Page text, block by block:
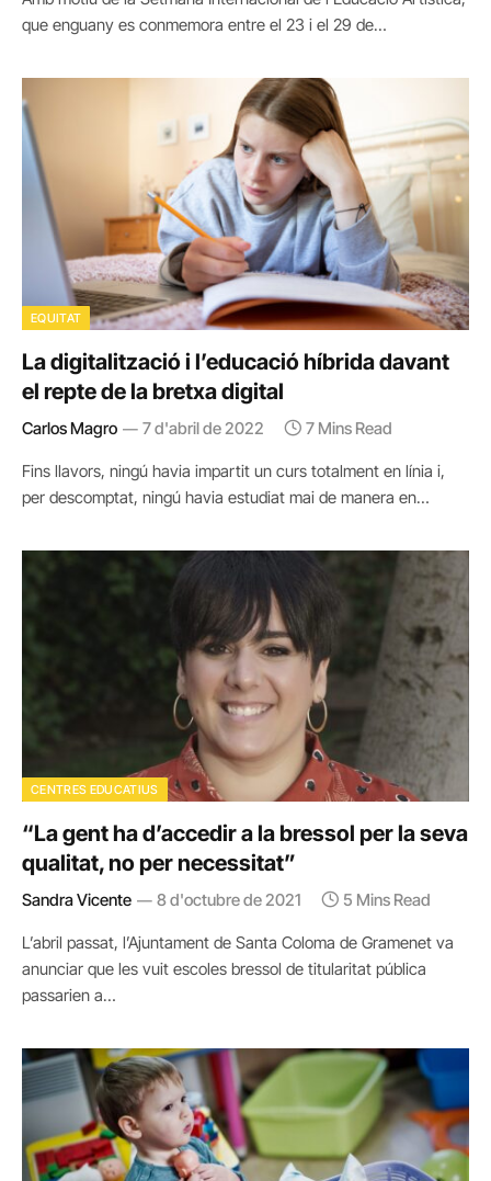
que enguany es conmemora entre el 23 i el 29 de…
EQUITAT
La digitalització i l’educació híbrida davant
el repte de la bretxa digital
Carlos Magro 7 d'abril de 2022 7 Mins Read
Fins llavors, ningú havia impartit un curs totalment en línia i,
per descomptat, ningú havia estudiat mai de manera en…
CENTRES EDUCATIUS
“La gent ha d’accedir a la bressol per la seva
qualitat, no per necessitat”
Sandra Vicente 8 d'octubre de 2021 5 Mins Read
L’abril passat, l’Ajuntament de Santa Coloma de Gramenet va
anunciar que les vuit escoles bressol de titularitat pública
passarien a…